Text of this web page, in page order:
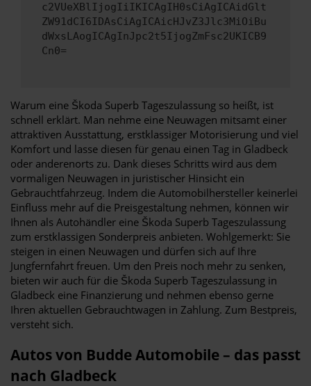
c2VUeXBlIjogIiIKICAgIH0sCiAgICAidGlt
ZW91dCI6IDAsCiAgICAicHJvZ3Jlc3MiOiBu
dWxsLAogICAgInJpc2t5IjogZmFsc2UKICB9
Cn0=
Warum eine Škoda Superb Tageszulassung so heißt, ist
schnell erklärt. Man nehme eine Neuwagen mitsamt einer
attraktiven Ausstattung, erstklassiger Motorisierung und viel
Komfort und lasse diesen für genau einen Tag in Gladbeck
oder anderenorts zu. Dank dieses Schritts wird aus dem
vormaligen Neuwagen in juristischer Hinsicht ein
Gebrauchtfahrzeug. Indem die Automobilhersteller keinerlei
Einfluss mehr auf die Preisgestaltung nehmen, können wir
Ihnen als Autohändler eine Škoda Superb Tageszulassung
zum erstklassigen Sonderpreis anbieten. Wohlgemerkt: Sie
steigen in einen Neuwagen und dürfen sich auf Ihre
Jungfernfahrt freuen. Um den Preis noch mehr zu senken,
bieten wir auch für die Škoda Superb Tageszulassung in
Gladbeck eine Finanzierung und nehmen ebenso gerne
Ihren aktuellen Gebrauchtwagen in Zahlung. Zum Bestpreis,
versteht sich.
Autos von Budde Automobile – das passt
nach Gladbeck